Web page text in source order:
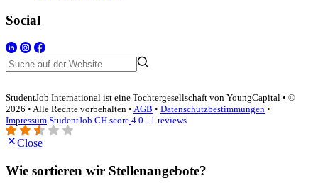
Social
StudentJob International ist eine Tochtergesellschaft von YoungCapital • ©
2026 • Alle Rechte vorbehalten • AGB • Datenschutzbestimmungen •
Impressum StudentJob CH score 4.0 - 1 reviews
Close
Wie sortieren wir Stellenangebote?